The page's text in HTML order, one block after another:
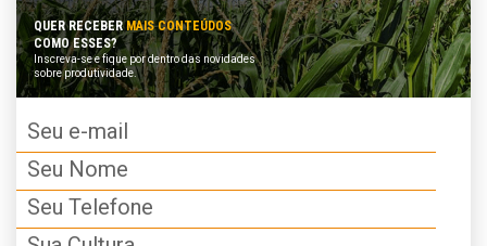
QUER RECEBERMAIS CONTEÚDOS
COMO ESSES?
Inscreva-se e fique por dentro das novidades
sobre produtividade.